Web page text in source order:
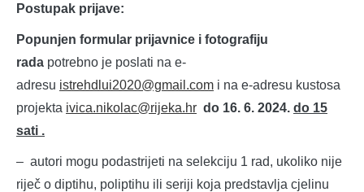
Postupak prijave:
Popunjen formular prijavnice i fotografiju
rada potrebno je poslati na e-
adresu istrehdlui2020@gmail.com i na e-adresu kustosa
projekta ivica.nikolac@rijeka.hr do 16. 6. 2024. do 15
sati .
– autori mogu podastrijeti na selekciju 1 rad, ukoliko nije
riječ o diptihu, poliptihu ili seriji koja predstavlja cjelinu